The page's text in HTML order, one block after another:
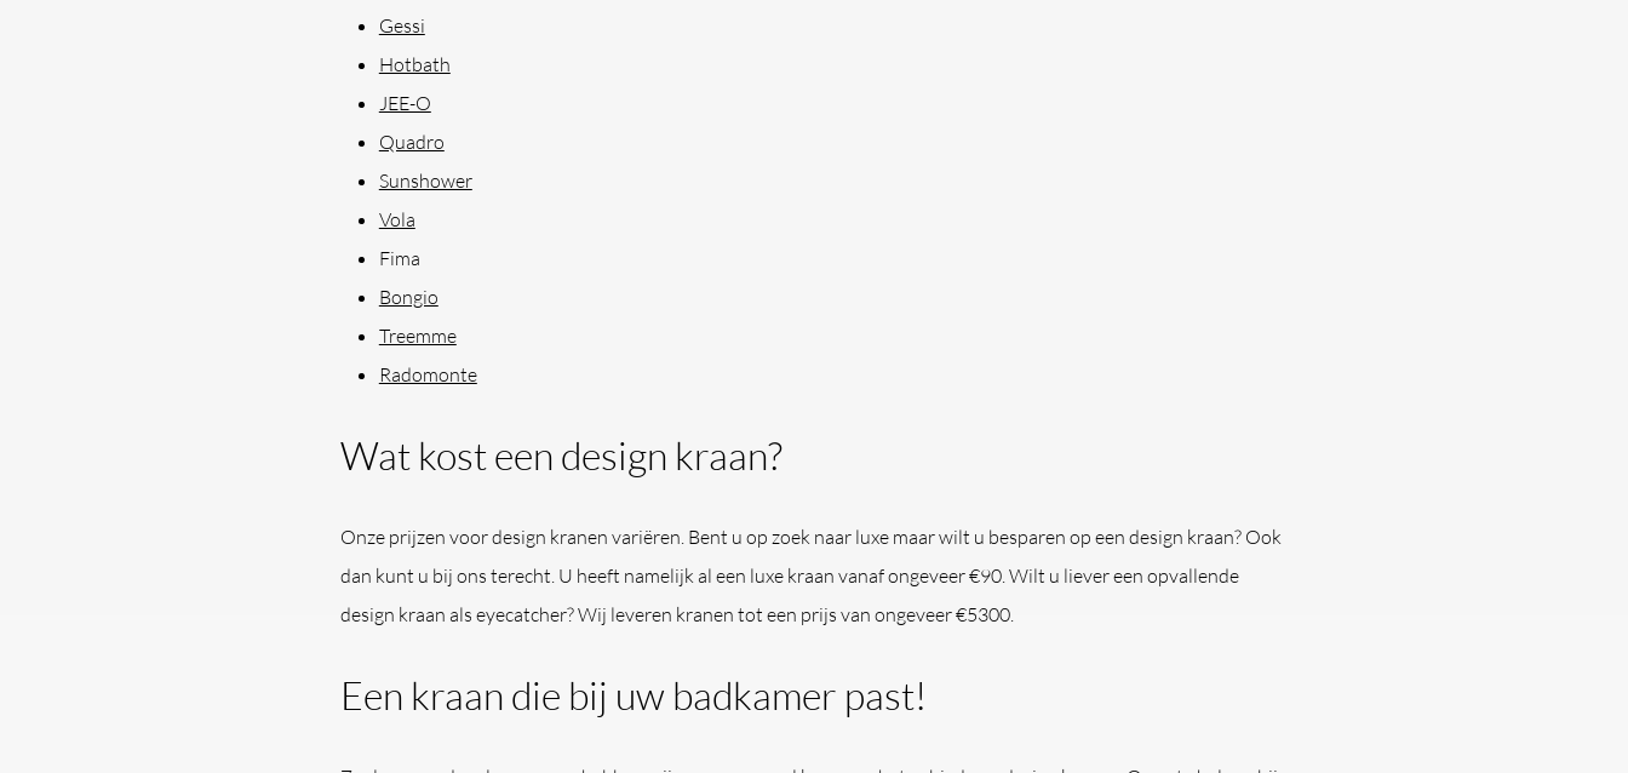
Gessi
Hotbath
JEE-O
Quadro
Sunshower
Vola
Fima
Bongio
Treemme
Radomonte
Wat kost een design kraan?
Onze prijzen voor design kranen variëren. Bent u op zoek naar luxe maar wilt u besparen op een design kraan? Ook
dan kunt u bij ons terecht. U heeft namelijk al een luxe kraan vanaf ongeveer €90. Wilt u liever een opvallende
design kraan als eyecatcher? Wij leveren kranen tot een prijs van ongeveer €5300.
Een kraan die bij uw badkamer past!